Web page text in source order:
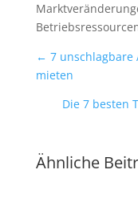
← 7
mieten
Die 7 besten
Ähnliche